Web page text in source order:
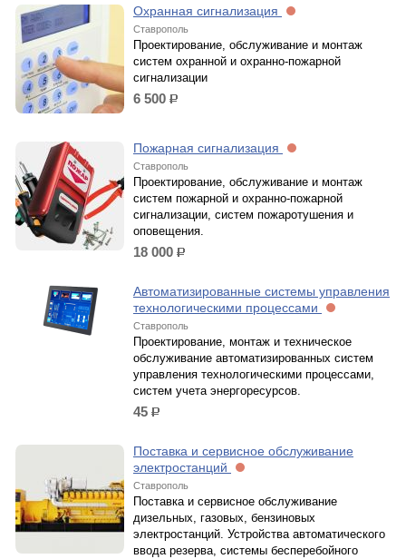
Охранная сигнализация
Ставрополь
Проектирование, обслуживание и монтаж
систем охранной и охранно-пожарной
сигнализации
6 500 р.
Пожарная сигнализация
Ставрополь
Проектирование, обслуживание и монтаж
систем пожарной и охранно-пожарной
сигнализации, систем пожаротушения и
оповещения.
18 000 р.
Автоматизированные системы управления
технологическими процессами
Ставрополь
Проектирование, монтаж и техническое
обслуживание автоматизированных систем
управления технологическими процессами,
систем учета энергоресурсов.
45 р.
Поставка и сервисное обслуживание
электростанций
Ставрополь
Поставка и сервисное обслуживание
дизельных, газовых, бензиновых
электростанций. Устройства автоматического
ввода резерва, системы бесперебойного